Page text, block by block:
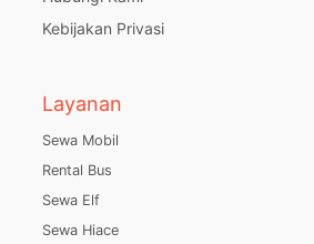
Kebijakan Privasi
Layanan
Sewa Mobil
Rental Bus
Sewa Elf
Sewa Hiace